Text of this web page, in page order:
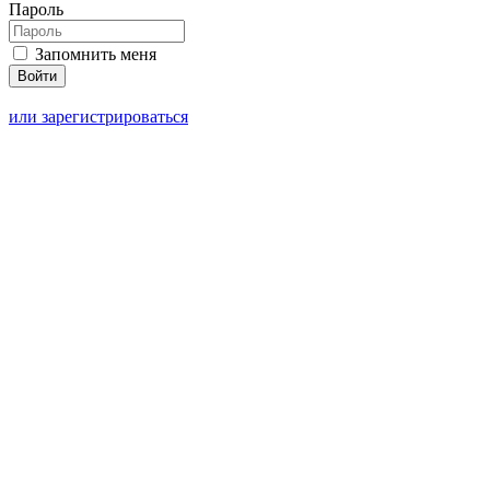
Пароль
Запомнить меня
или зарегистрироваться